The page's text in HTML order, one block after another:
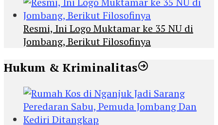
Resmi, Ini Logo Muktamar ke 35 NU di
Jombang, Berikut Filosofinya
Hukum & Kriminalitas